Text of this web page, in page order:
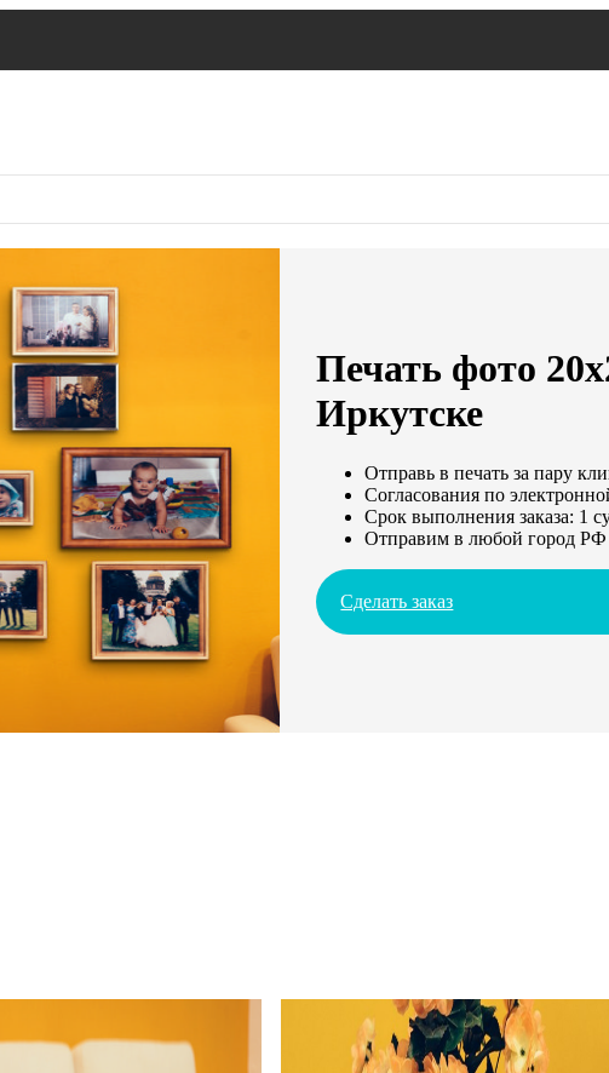
Печать фото
Иркутске
Отправь в печать за пару
Согласования по
Срок выполнения заказа: 1
Отправим в любой город
Сделать заказ